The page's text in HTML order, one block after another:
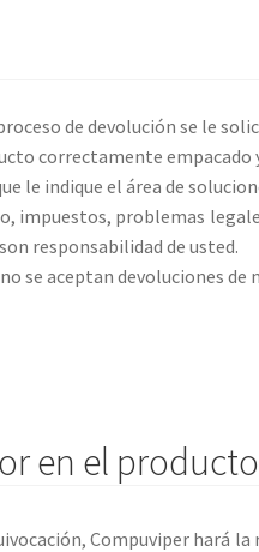
de devolución se le
correctamente
le indique el área de
impuestos, problemas
responsabilidad de usted.
se aceptan devoluciones de
en el
Compuviper hará